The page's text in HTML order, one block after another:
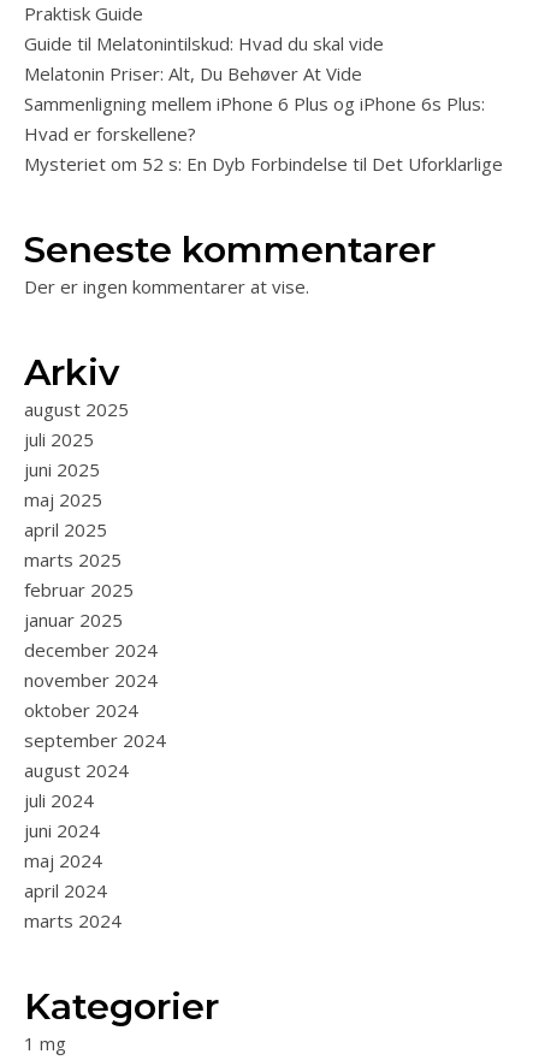
Praktisk Guide
Guide til Melatonintilskud: Hvad du skal vide
Melatonin Priser: Alt, Du Behøver At Vide
Sammenligning mellem iPhone 6 Plus og iPhone 6s Plus:
Hvad er forskellene?
Mysteriet om 52 s: En Dyb Forbindelse til Det Uforklarlige
Seneste kommentarer
Der er ingen kommentarer at vise.
Arkiv
august 2025
juli 2025
juni 2025
maj 2025
april 2025
marts 2025
februar 2025
januar 2025
december 2024
november 2024
oktober 2024
september 2024
august 2024
juli 2024
juni 2024
maj 2024
april 2024
marts 2024
Kategorier
1 mg